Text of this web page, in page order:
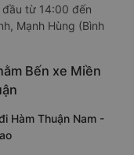
đầu từ 14:00 đến
Mạnh Hùng (Bình
Bến xe Miền
Hàm Thuận Nam -